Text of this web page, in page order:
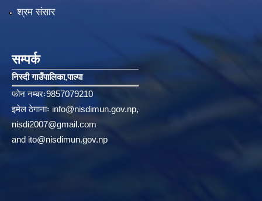
श्रम संसार
सम्पर्क
निस्दी गाउँपालिका‚पाल्पा
फोन नम्बरः9857079210
इमेल ठेगानाः info@nisdimun.gov.np,
nisdi2007@gmail.com
and ito@nisdimun.gov.np